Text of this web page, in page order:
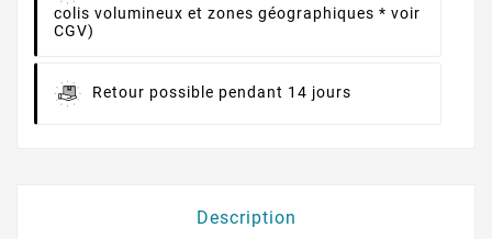
colis volumineux et zones géographiques * voir
CGV)
Retour possible pendant 14 jours
Description